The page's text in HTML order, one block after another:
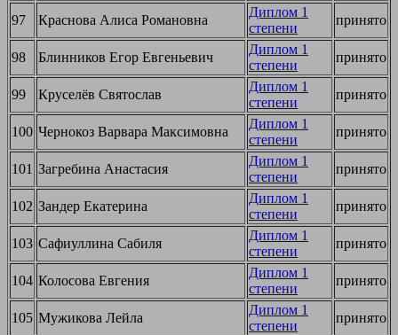
97 Краснова Алиса Романовна
Диплом 1
степени
принято
98 Блинников Егор Евгеньевич
Диплом 1
степени
принято
99 Круселёв Святослав
Диплом 1
степени
принято
100 Чернокоз Варвара Максимовна
Диплом 1
степени
принято
101 Загребина Анастасия
Диплом 1
степени
принято
102 Зандер Екатерина
Диплом 1
степени
принято
103 Сафиуллина Сабиля
Диплом 1
степени
принято
104 Колосова Евгения
Диплом 1
степени
принято
105 Мужикова Лейла
Диплом 1
степени
принято